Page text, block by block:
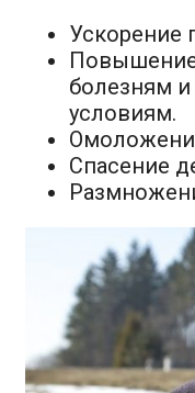
Ускорение
болезням
условиям.
Спасение